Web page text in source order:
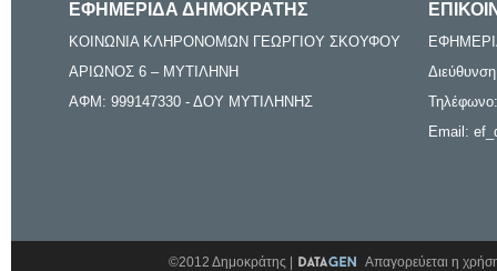
ΕΦΗΜΕΡΙΔΑ ΔΗΜΟΚΡΑΤΗΣ
ΚΟΙΝΩΝΙΑ ΚΛΗΡΟΝΟΜΩΝ ΓΕΩΡΓΙΟΥ ΣΚΟΥΦΟΥ
ΑΡΙΩΝΟΣ 6 – ΜΥΤΙΛΗΝΗ
ΑΦΜ: 999147330 - ΔΟΥ ΜΥΤΙΛΗΝΗΣ
Email:
©2012 Δημοκράτης | Απαγορεύεται η